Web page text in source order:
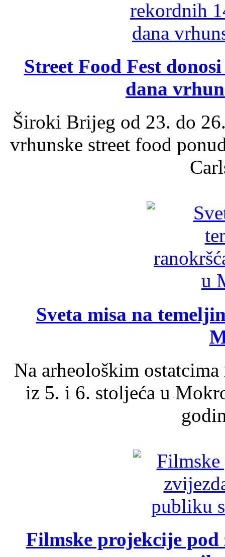
Street Food Fest
dana
Široki Brijeg od 23. do
vrhunske street food
Sveta misa na
Na arheološkim
iz 5. i 6. stoljeća u
Filmske projekcije